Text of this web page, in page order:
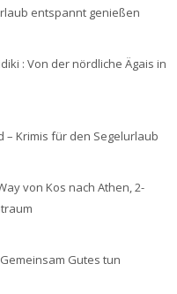
entspannt genießen
: Von der nördliche Ägais in
– Krimis für den Segelurlaub
von Kos nach Athen, 2-
Gutes tun